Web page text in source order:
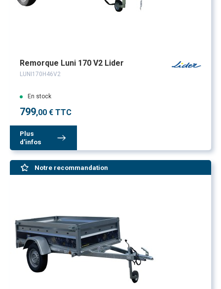
Remorque Luni 170 V2 Lider
LUNI170H46V2
En stock
799,00 € TTC
Plus
d'infos
Notre recommandation